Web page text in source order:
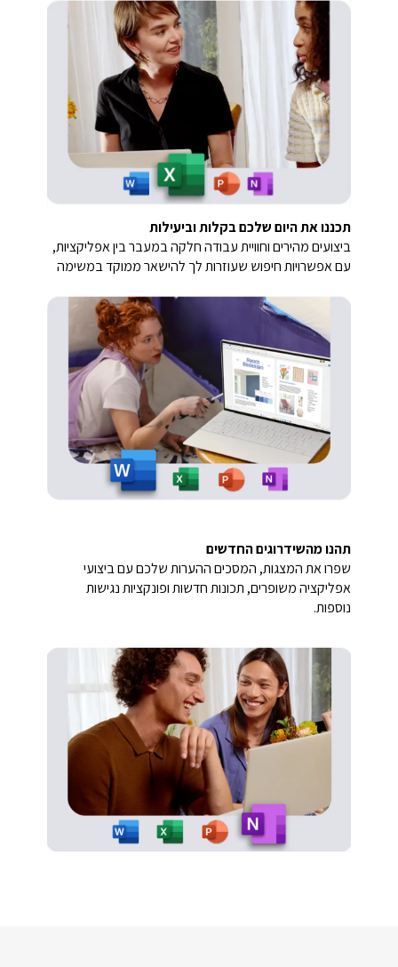
תכננו את היום שלכם בקלות וביעילות
ביצועים מהירים וחוויית עבודה חלקה במעבר בין אפליקציות,
עם אפשרויות חיפוש שעוזרות לך להישאר ממוקד במשימה
תהנו מהשידרוגים החדשים
שפרו את המצגות, המסכים ההערות שלכם עם ביצועי
אפליקציה משופרים, תכונות חדשות ופונקציות נגישות
נוספות.